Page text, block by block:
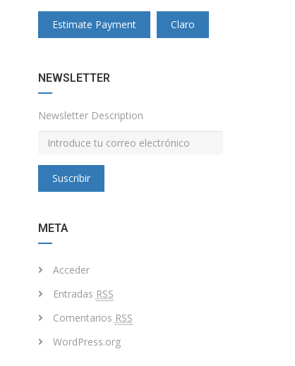
Estimate Payment Claro
NEWSLETTER
Newsletter Description
Suscribir
META
Acceder
Entradas RSS
Comentarios RSS
WordPress.org